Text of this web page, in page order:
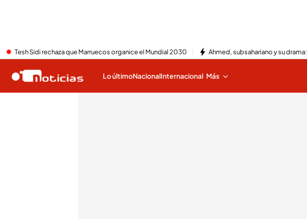
Tesh Sidi rechaza que Marruecos organice el Mundial 2030 Ahmed, subsahariano y su
Lo últimoNacionalInternacional Más